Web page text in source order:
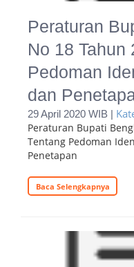
Peraturan
No 18 Tahun
Pedoman
dan
29 April 2020 WIB |
Peraturan Bupati
Tentang Pedoman
Penetapan
Baca Selengkapnya